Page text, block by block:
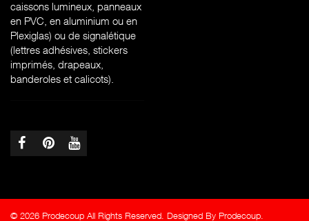
caissons lumineux, panneaux
en PVC, en aluminium ou en
Plexiglas) ou de signalétique
(lettres adhésives, stickers
imprimés, drapeaux,
banderoles et calicots).
© 2026 Prodecoup All Rights Reserved. Designed By Prodecoup.